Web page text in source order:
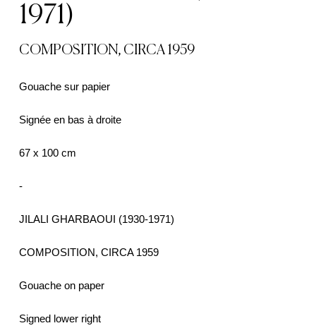
1971)
COMPOSITION, CIRCA 1959
Gouache sur papier
Signée en bas à droite
67 x 100 cm
-
JILALI GHARBAOUI (1930-1971)
COMPOSITION, CIRCA 1959
Gouache on paper
Signed lower right